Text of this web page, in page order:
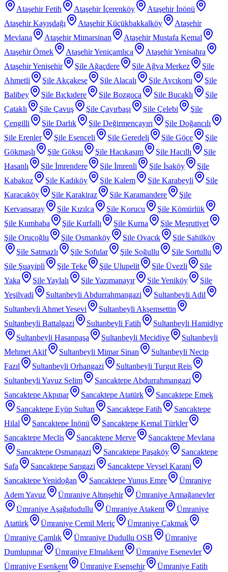
Ataşehir Fetih
Ataşehir İçerenköy
Ataşehir İnönü
Ataşehir Kayışdağı
Ataşehir Küçükbakkalköy
Ataşehir
Mevlana
Ataşehir Mimarsinan
Ataşehir Mustafa Kemal
Ataşehir Örnek
Ataşehir Yeniçamlıca
Ataşehir Yenisahra
Ataşehir Yenişehir
Şile Ağaçdere Şile Ağva Merkez
Şile
Ahmetli
Şile Akçakese Şile Alacalı Şile Avcıkoru
Şile
Balibey
Şile Bıçkıdere Şile Bozgoca Şile Bucaklı
Şile
Çataklı
Şile Çavuş Şile Çayırbaşı Şile Çelebi
Şile
Çengilli
Şile Darlık Şile Değirmençayırı
Şile Doğancılı
Şile Erenler
Şile Esenceli Şile Geredeli Şile Göçe
Şile
Gökmaşlı
Şile Göksu Şile Hacıkasım Şile Hacıllı
Şile
Hasanlı
Şile İmrendere Şile İmrenli Şile İsaköy
Şile
Kabakoz
Şile Kadıköy Şile Kalem Şile Karabeyli
Şile
Karacaköy
Şile Karakiraz Şile Karamandere
Şile
Kervansaray
Şile Kızılca Şile Korucu
Şile Kömürlük
Şile Kumbaba
Şile Kurfallı Şile Kurna
Şile Meşrutiyet
Şile Oruçoğlu
Şile Osmanköy Şile Ovacık
Şile Sahilköy
Şile Satmazlı
Şile Sofular Şile Soğullu
Şile Sortullu
Şile Şuayipli
Şile Teke Şile Ulupelit Şile Üvezli
Şile
Yaka
Şile Yaylalı Şile Yazımanayır Şile Yeniköy
Şile
Yeşilvadi
Sultanbeyli Abdurrahmangazi
Sultanbeyli Adil
Sultanbeyli Ahmet Yesevi
Sultanbeyli Akşemsettin
Sultanbeyli Battalgazi
Sultanbeyli Fatih
Sultanbeyli Hamidiye
Sultanbeyli Hasanpaşa
Sultanbeyli Mecidiye
Sultanbeyli
Mehmet Akif
Sultanbeyli Mimar Sinan
Sultanbeyli Necip
Fazıl
Sultanbeyli Orhangazi
Sultanbeyli Turgut Reis
Sultanbeyli Yavuz Selim
Sancaktepe Abdurrahmangazi
Sancaktepe Akpınar
Sancaktepe Atatürk
Sancaktepe Emek
Sancaktepe Eyüp Sultan
Sancaktepe Fatih
Sancaktepe
Hilal
Sancaktepe İnönü
Sancaktepe Kemal Türkler
Sancaktepe Meclis
Sancaktepe Merve
Sancaktepe Mevlana
Sancaktepe Osmangazi
Sancaktepe Paşaköy
Sancaktepe
Safa
Sancaktepe Sarıgazi
Sancaktepe Veysel Karani
Sancaktepe Yenidoğan
Sancaktepe Yunus Emre
Ümraniye
Adem Yavuz
Ümraniye Altınşehir
Ümraniye Armağanevler
Ümraniye Aşağıdudullu
Ümraniye Atakent
Ümraniye
Atatürk
Ümraniye Cemil Meriç
Ümraniye Çakmak
Ümraniye Çamlık
Ümraniye Dudullu OSB
Ümraniye
Dumlupınar
Ümraniye Elmalıkent
Ümraniye Esenevler
Ümraniye Esenkent
Ümraniye Esenşehir
Ümraniye Fatih